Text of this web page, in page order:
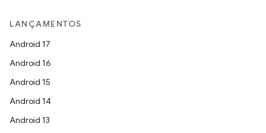
LANÇAMENTOS
Android 17
Android 16
Android 15
Android 14
Android 13